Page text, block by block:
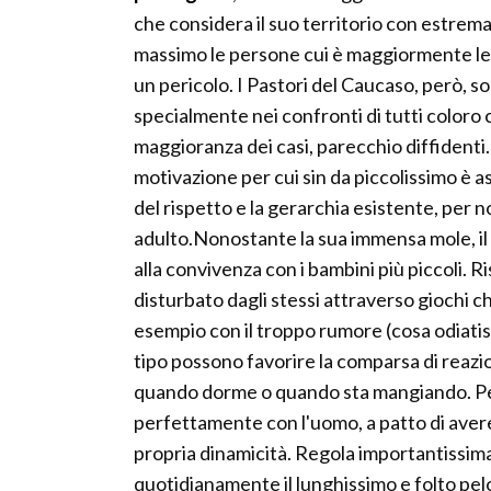
che considera il suo territorio con
massimo le persone cui è maggiormente
un pericolo. I Pastori del Caucaso, però,
specialmente nei confronti di tutti coloro
maggioranza dei casi, parecchio
motivazione per cui sin da piccolissimo
del rispetto e la gerarchia esistente, per
adulto.Nonostante la sua immensa mole,
alla convivenza con i bambini più piccoli.
disturbato dagli stessi attraverso giochi
esempio con il troppo rumore (cosa
tipo possono favorire la comparsa di
quando dorme o quando sta mangiando.
perfettamente con l'uomo, a patto di
propria dinamicità. Regola
quotidianamente il lunghissimo e folto